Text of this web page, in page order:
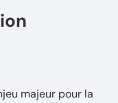
majeur pour la